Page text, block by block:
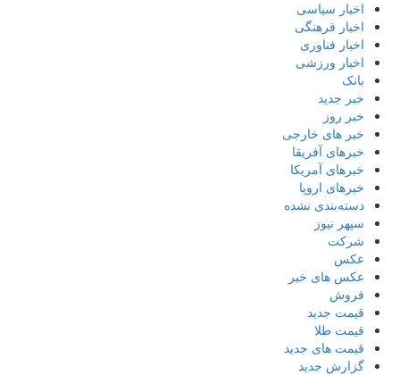
اخبار سیاسی
اخبار فرهنگی
اخبار فناوری
اخبار ورزشی
بانک
خبر جدید
خبر روز
خبر های خارجی
خبرهای آفریقا
خبرهای آمریکا
خبرهای اروپا
دسته‌بندی نشده
سپهر نیوز
شرکت
عکس
عکس های خبر
فروش
قیمت جدید
قیمت طلا
قیمت های جدید
گزارش جدید